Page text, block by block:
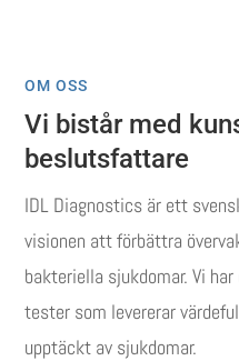
OM OSS
Vi bistår med
beslutsfattare
IDL Diagnostics är ett
visionen att förbättra
bakteriella sjukdomar. Vi
tester som levererar
upptäckt av sjukdomar.